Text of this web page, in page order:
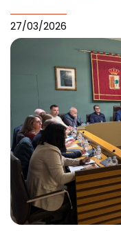
27/03/2026